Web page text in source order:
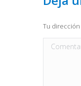
Tu
Comentario